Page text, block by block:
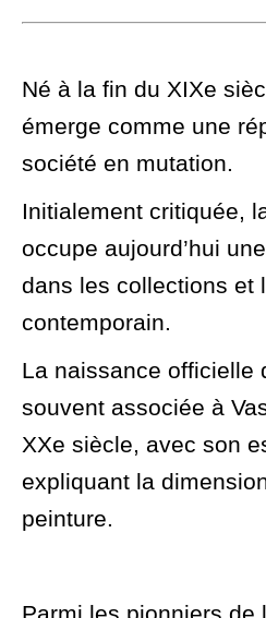
Né à la fin du XIXe
émerge comme une
société en mutation.
Initialement critiquée,
occupe aujourd’hui
dans les collections et
contemporain.
La naissance officielle
souvent associée à
XXe siècle, avec son
expliquant la
peinture.